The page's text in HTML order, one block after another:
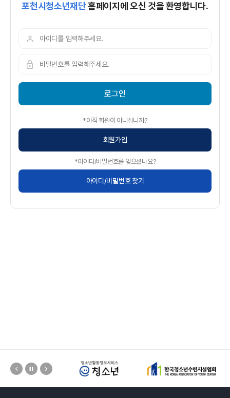
포천시청소년재단홈페이지에 오신 것을 환영합니다.
로그인
*아직 회원이 아니십니까?
회원가입
*아이디/비밀번호를 잊으셨나요?
아이디/비밀번호 찾기